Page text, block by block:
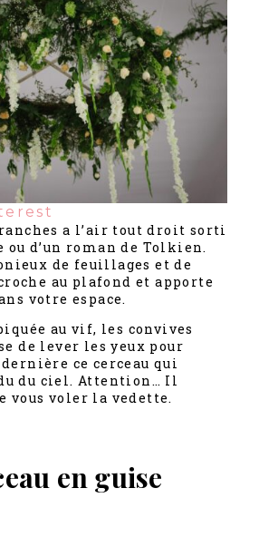
a l’air tout droit sorti
ou d’un roman de Tolkien.
de feuillages et de
au plafond et apporte
votre espace.
au vif, les convives
de lever les yeux pour
ce cerceau qui
du ciel. Attention… Il
vous voler la vedette.
en guise